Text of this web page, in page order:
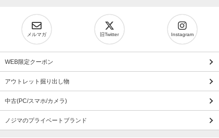
メルマガ 旧Twitter Instagram
WEB限定クーポン
アウトレット掘り出し物
中古(PC/スマホ/カメラ)
ノジマのプライベートブランド